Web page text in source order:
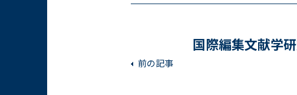
前の記事
国際編集文献学